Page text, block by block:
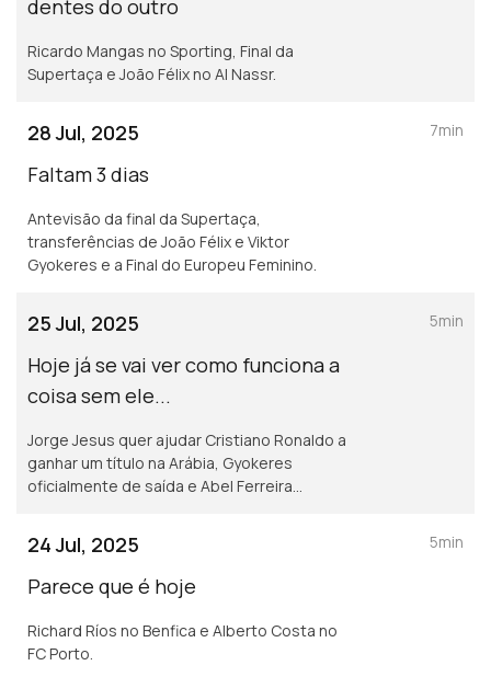
dentes do outro
Ricardo Mangas no Sporting, Final da
Supertaça e João Félix no Al Nassr.
28 Jul, 2025
Faltam 3 dias
Antevisão da final da Supertaça,
transferências de João Félix e Viktor
Gyokeres e a Final do Europeu Feminino.
7min
25 Jul, 2025
Hoje já se vai ver como funciona a
coisa sem ele...
Jorge Jesus quer ajudar Cristiano Ronaldo a
ganhar um título na Arábia, Gyokeres
oficialmente de saída e Abel Ferreira
5min
24 Jul, 2025
Parece que é hoje
Richard Ríos no Benfica e Alberto Costa no
FC Porto.
5min